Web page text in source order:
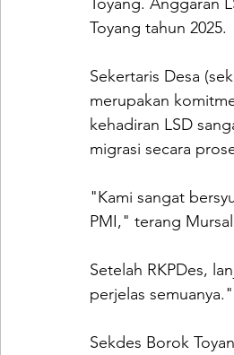
Toyang tahun 2025.
Sekertaris Desa
merupakan
kehadiran LSD
migrasi secara
"Kami sangat
PMI," terang
Setelah RKPDes,
perjelas semuanya."
Sekdes Borok